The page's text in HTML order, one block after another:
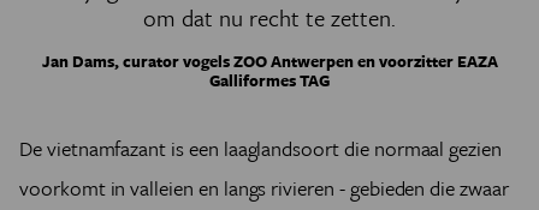
om dat nu recht te zetten.
Jan Dams, curator vogels ZOO Antwerpen en voorzitter EAZA
Galliformes TAG
De vietnamfazant is een laaglandsoort die normaal gezien
voorkomt in valleien en langs rivieren - gebieden die zwaar